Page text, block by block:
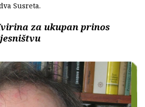
Susreta.
za ukupan prinos